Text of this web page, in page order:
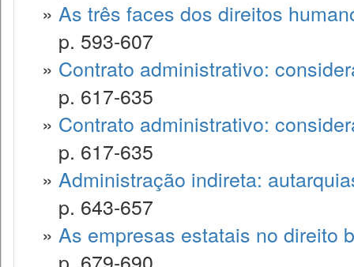
» As três faces dos direitos
p. 593-607
» Contrato administrativo:
p. 617-635
» Contrato administrativo:
p. 617-635
» Administração indireta:
p. 643-657
» As empresas estatais no direito